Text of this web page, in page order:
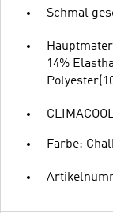
Schmal
14%
Farbe: